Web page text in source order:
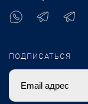
ПОДПИСАТЬСЯ